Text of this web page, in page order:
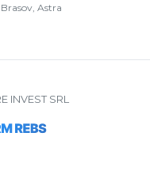
Astra
INVEST SRL